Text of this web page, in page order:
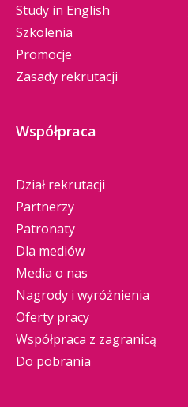
Study in English
Szkolenia
Promocje
Zasady rekrutacji
Współpraca
Dział rekrutacji
Partnerzy
Patronaty
Dla mediów
Media o nas
Nagrody i wyróżnienia
Oferty pracy
Współpraca z zagranicą
Do pobrania